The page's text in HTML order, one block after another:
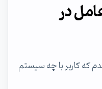
در
که کاربر با چه سیستم